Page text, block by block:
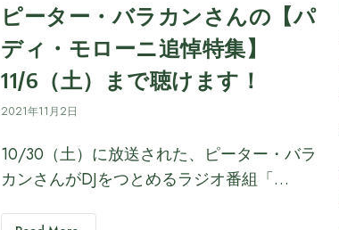
ピーター・バラカンさんの【パ
ディ・モローニ追悼特集】
11/6（土）まで聴けます！
2021年11月2日
10/30（土）に放送された、ピーター・バラ
カンさんがDJをつとめるラジオ番組「…